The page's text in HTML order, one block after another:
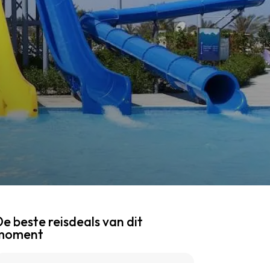
beste reisdeals van dit